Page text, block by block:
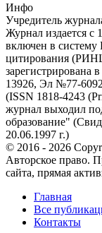
Инфо
Учредитель
Журнал издается с
включен в систему
цитирования
13926, Эл №77-
(ISSN 1818-4243
журнал выходил
образование"
20.06.1997 г.)
© 2016 - 2026
Авторское право.
сайта, прямая
Главная
Все
Контакты